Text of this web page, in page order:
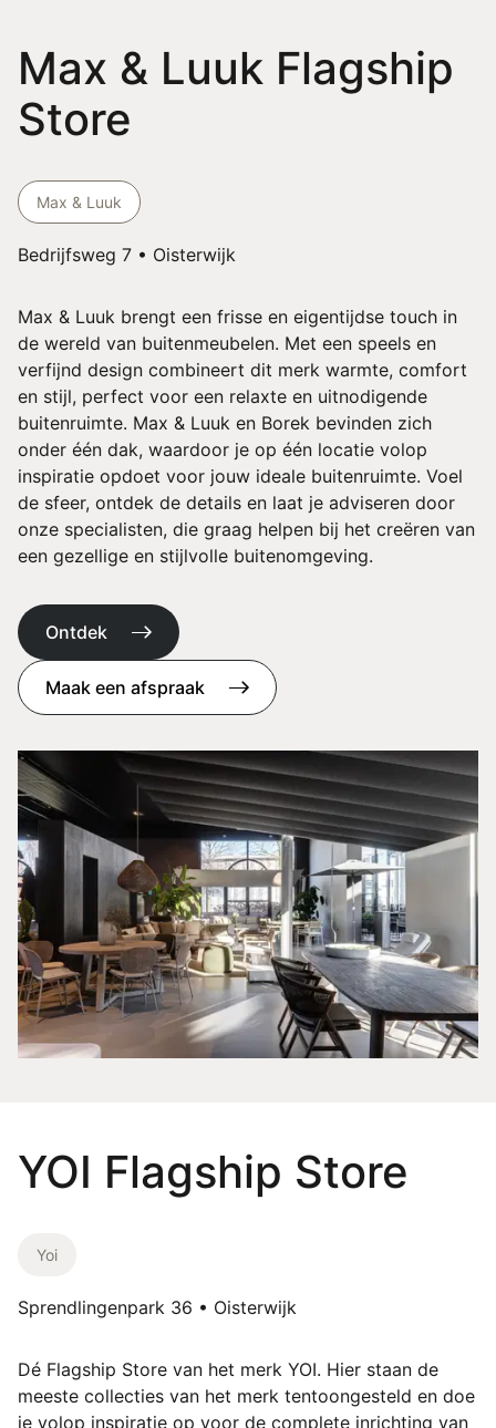
Max & Luuk Flagship
Store
Max & Luuk
Bedrijfsweg 7 • Oisterwijk
Max & Luuk brengt een frisse en eigentijdse touch in
de wereld van buitenmeubelen. Met een speels en
verfijnd design combineert dit merk warmte, comfort
en stijl, perfect voor een relaxte en uitnodigende
buitenruimte. Max & Luuk en Borek bevinden zich
onder één dak, waardoor je op één locatie volop
inspiratie opdoet voor jouw ideale buitenruimte. Voel
de sfeer, ontdek de details en laat je adviseren door
onze specialisten, die graag helpen bij het creëren van
een gezellige en stijlvolle buitenomgeving.
Ontdek
Maak een afspraak
YOI Flagship Store
Yoi
Sprendlingenpark 36 • Oisterwijk
Dé Flagship Store van het merk YOI. Hier staan de
meeste collecties van het merk tentoongesteld en doe
je volop inspiratie op voor de complete inrichting van